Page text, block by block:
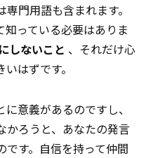
門用語も含まれます。
っている必要はありま
しないこと 、それだけ心
はずです。
意義があるのですし、
かろうと、あなたの発言
す。自信を持って仲間